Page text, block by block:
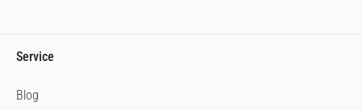
Service
Blog